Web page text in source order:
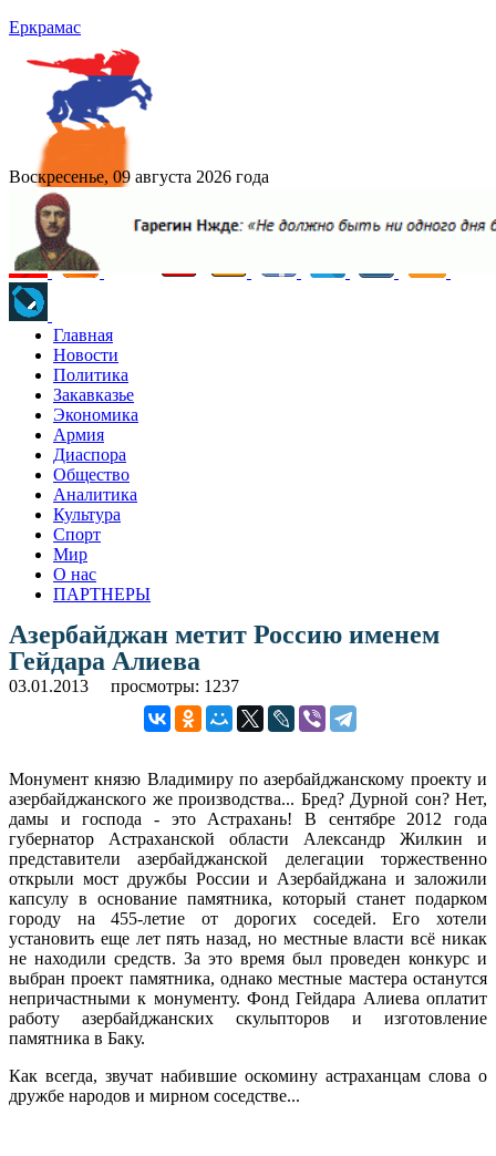
Еркрамас
Воскресенье, 09 августа 2026 года
Главная
Новости
Политика
Закавказье
Экономика
Армия
Диаспора
Общество
Аналитика
Культура
Спорт
Мир
О нас
ПАРТНЕРЫ
Азербайджан метит Россию именем
Гейдара Алиева
03.01.2013 просмотры: 1237
Монумент князю Владимиру по азербайджанскому проекту и
азербайджанского же производства... Бред? Дурной сон? Нет,
дамы и господа - это Астрахань! В сентябре 2012 года
губернатор Астраханской области Александр Жилкин и
представители азербайджанской делегации торжественно
открыли мост дружбы России и Азербайджана и заложили
капсулу в основание памятника, который станет подарком
городу на 455-летие от дорогих соседей. Его хотели
установить еще лет пять назад, но местные власти всё никак
не находили средств. За это время был проведен конкурс и
выбран проект памятника, однако местные мастера останутся
непричастными к монументу. Фонд Гейдара Алиева оплатит
работу азербайджанских скульпторов и изготовление
памятника в Баку.
Как всегда, звучат набившие оскомину астраханцам слова о
дружбе народов и мирном соседстве...